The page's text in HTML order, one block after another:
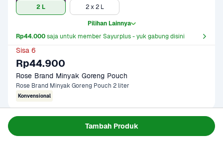
Tambah Produk
2 L 2 x 2 L
Pilihan Lainnya
Rp44.000 saja untuk member Sayurplus - yuk gabung disini
Sisa 6
Rp44.900
Rose Brand Minyak Goreng Pouch
Rose Brand Minyak Goreng Pouch 2 liter
Konvensional
Gagal memuat data